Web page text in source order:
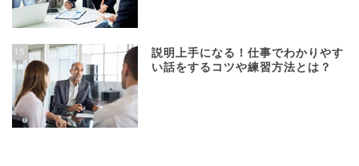
15
説明上手になる！仕事でわかりやす
い話をするコツや練習方法とは？